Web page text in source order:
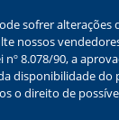
sofrer alterações
nossos
8.078/90, a
disponibilidade
o direito de